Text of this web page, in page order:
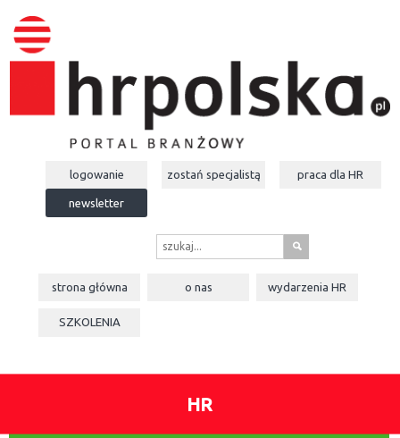
logowanie zostań specjalistą praca dla HR
newsletter
s
strona główna o nas wydarzeniaHR
SZKOLENIA
HR